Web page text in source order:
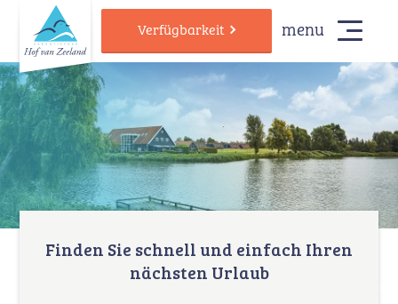
Verfügbarkeit menu
Finden Sie schnell und einfach Ihren
nächsten Urlaub